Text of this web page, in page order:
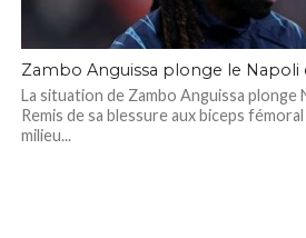
Zambo Anguissa plonge le Napoli
La situation de Zambo Anguissa plonge
Remis de sa blessure aux biceps
milieu...